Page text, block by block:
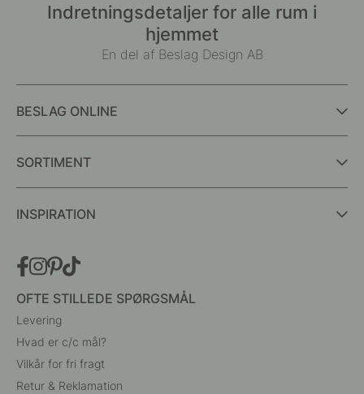
Indretningsdetaljer for alle rum i
hjemmet
En del af Beslag Design AB
BESLAG ONLINE
SORTIMENT
INSPIRATION
OFTE STILLEDE SPØRGSMÅL
Levering
Hvad er c/c mål?
Vilkår for fri fragt
Retur & Reklamation